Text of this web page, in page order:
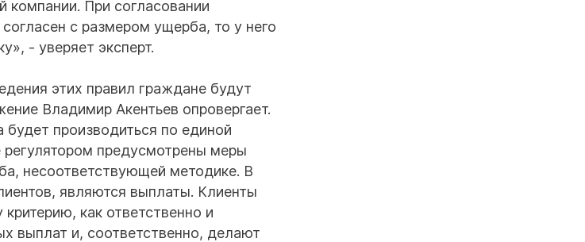
компании. При согласовании
с размером ущерба, то у него
- уверяет эксперт.
этих правил граждане будут
Владимир Акентьев опровергает.
производиться по единой
предусмотрены меры
несоответствующей методике. В
являются выплаты. Клиенты
как ответственно и
выплат и, соответственно, делают